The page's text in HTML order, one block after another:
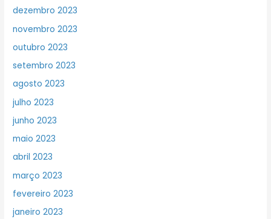
dezembro 2023
novembro 2023
outubro 2023
setembro 2023
agosto 2023
julho 2023
junho 2023
maio 2023
abril 2023
março 2023
fevereiro 2023
janeiro 2023